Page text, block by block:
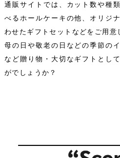
通販サイトでは、カット数や種
べるホールケーキの他、オリジ
わせたギフトセットなどをご用意
母の日や敬老の日などの季節の
など贈り物・大切なギフトとし
がでしょうか？